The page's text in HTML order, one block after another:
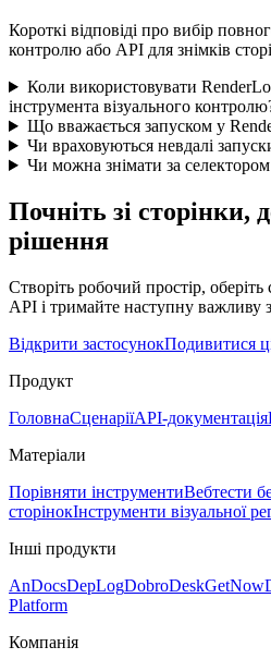
Короткі відповіді про вибір
контролю або API для знімків
Коли використовувати
інструмента візуального
Що вважається запуском у
Чи враховуються невдалі
Чи можна знімати за
Почніть зі сторінки,
рішення
Створіть робочий простір, оберіть
API і тримайте наступну важливу
Відкрити застосунокПодивитися
Продукт
ГоловнаСценаріїAPI-документація
Матеріали
Порівняти інструментиВебтести
сторінокІнструменти візуальної
Інші продукти
AnDocsDepLogDobroDesk
Platform
Компанія